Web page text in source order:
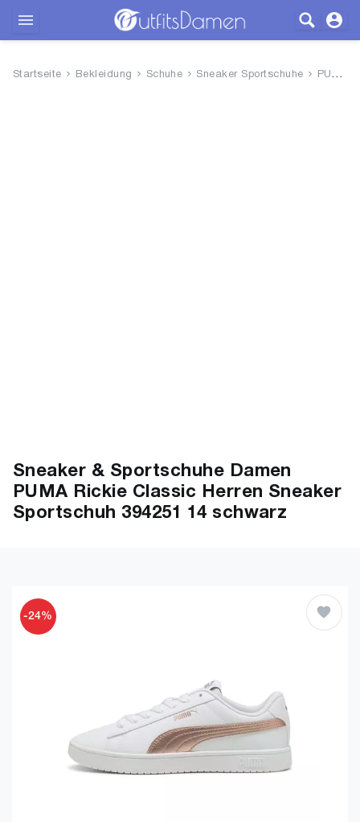
Startseite Bekleidung Schuhe Sneaker Sportschuhe PUMA Rickie Classic Herren Sne...
Sneaker & Sportschuhe Damen
PUMA Rickie Classic Herren Sneaker
Sportschuh 394251 14 schwarz
-24%